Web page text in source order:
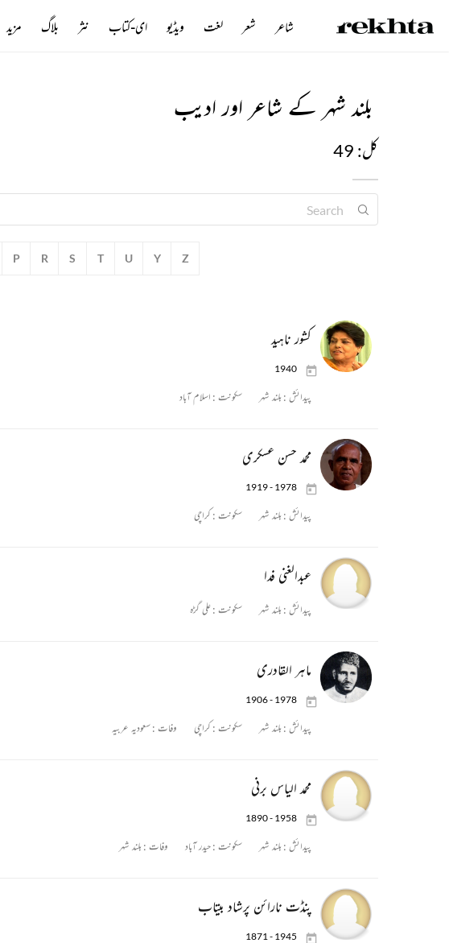
بلند شہر کے شاعر اور ادیب
کل: 49
P R S T U Y Z
کشور ناہید
1940
پیدائش : بلند شہر سکونت : اسلام آباد
محمد حسن عسکری
1919 - 1978
پیدائش : بلند شہر سکونت :کراچی
عبدالغنی فدا
پیدائش : بلند شہر سکونت : علی گڑہ
ماہر القادری
1906 - 1978
پیدائش : بلند شہر سکونت :کراچی وفات :سعودیہ عربیہ
محمد الیاس برنی
1890 - 1958
پیدائش : بلند شہر سکونت :حیدر آباد وفات : بلند شہر
پنڈت نارائن پرشاد بیتاب
1871 - 1945
شاعر شعر لغت ویڈیو ای-کتاب نثر بلاگ مزید